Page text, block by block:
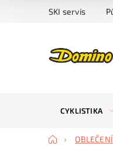
SKI servis
CYKLISTIKA
Domů